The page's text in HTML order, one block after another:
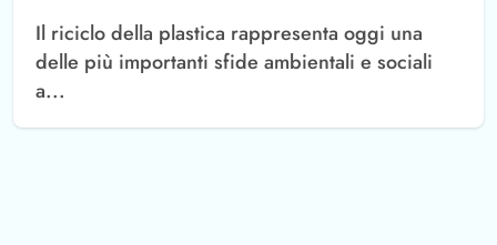
Il riciclo della plastica rappresenta oggi una
delle più importanti sfide ambientali e sociali
a...